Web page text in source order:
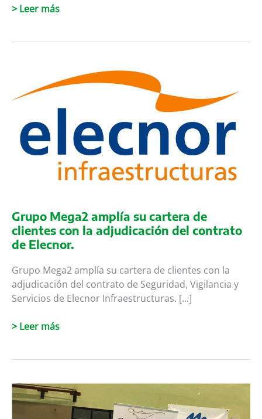
Entrevista
General
Mega2
Seguridad
> Leer más
Grupo Mega2 amplía su cartera de
clientes con la adjudicación del contrato
de Elecnor.
Grupo Mega2 amplía su cartera de clientes con la
adjudicación del contrato de Seguridad, Vigilancia y
Servicios de Elecnor Infraestructuras. [...]
Grupo
cartera
de
> Leer más